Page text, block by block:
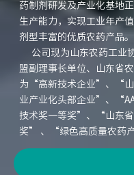
药制剂研发及产业化基地
生产能力，实现工业年产
剂型丰富的优质农药产品。
公司现为山东农药工业
盟副理事长单位、山东省
为“高新技术企业”、“
业产业化头部企业”、
技术奖一等奖”、“山东省
奖” 、“绿色高质量农药